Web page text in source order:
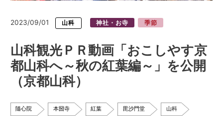
2023/09/01 山科 神社・お寺 季節
山科観光ＰＲ動画「おこしやす京
都山科へ～秋の紅葉編～」を公開
（京都山科）
隨心院 本圀寺 紅葉 毘沙門堂 山科